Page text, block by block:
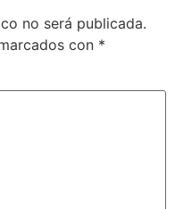
no será publicada.
con *